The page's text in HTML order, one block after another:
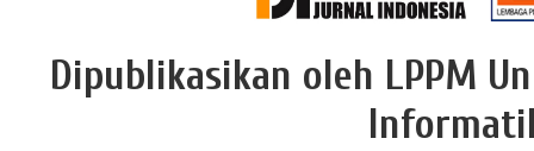
Dipublikasikan oleh LPPM